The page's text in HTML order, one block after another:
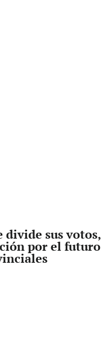
divide sus votos,
por el futuro